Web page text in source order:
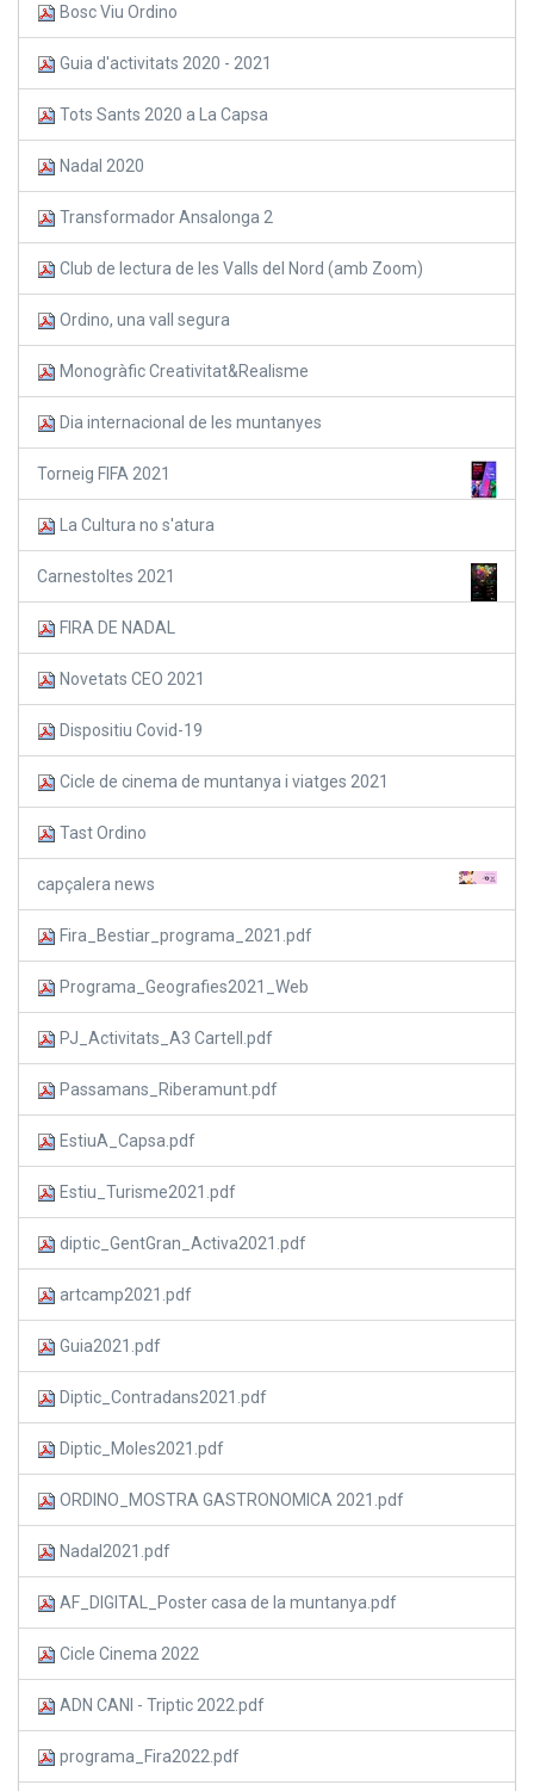
Bosc Viu Ordino
Guia d'activitats 2020 - 2021
Tots Sants 2020 a La Capsa
Nadal 2020
Transformador Ansalonga 2
Club de lectura de les Valls del Nord (amb Zoom)
Ordino, una vall segura
Monogràfic Creativitat&Realisme
Dia internacional de les muntanyes
Torneig FIFA 2021
La Cultura no s'atura
Carnestoltes 2021
FIRA DE NADAL
Novetats CEO 2021
Dispositiu Covid-19
Cicle de cinema de muntanya i viatges 2021
Tast Ordino
capçalera news
Fira_Bestiar_programa_2021.pdf
Programa_Geografies2021_Web
PJ_Activitats_A3 Cartell.pdf
Passamans_Riberamunt.pdf
EstiuA_Capsa.pdf
Estiu_Turisme2021.pdf
diptic_GentGran_Activa2021.pdf
artcamp2021.pdf
Guia2021.pdf
Diptic_Contradans2021.pdf
Diptic_Moles2021.pdf
ORDINO_MOSTRA GASTRONOMICA 2021.pdf
Nadal2021.pdf
AF_DIGITAL_Poster casa de la muntanya.pdf
Cicle Cinema 2022
ADN CANI - Triptic 2022.pdf
programa_Fira2022.pdf